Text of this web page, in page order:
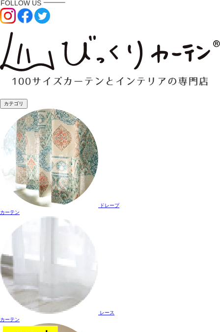
カテゴリ
ドレープ
カーテン
レース
カーテン